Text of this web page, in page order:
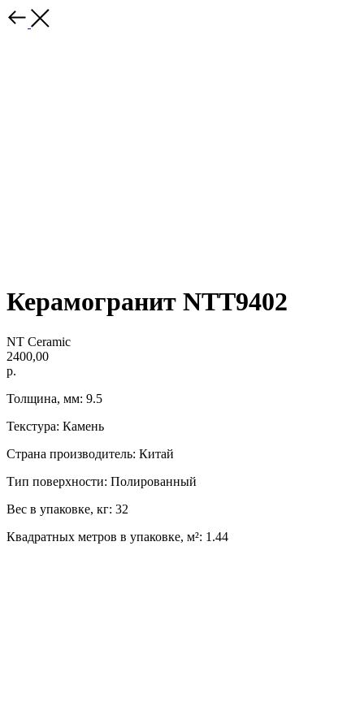
Керамогранит NTT9402
NT Ceramic
2400,00
р.
Толщина, мм: 9.5
Текстура: Камень
Страна производитель: Китай
Тип поверхности: Полированный
Вес в упаковке, кг: 32
Квадратных метров в упаковке, м²: 1.44